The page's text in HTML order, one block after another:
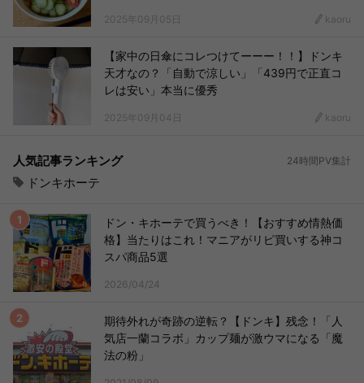
2025年09月05日 kaoru
【家中の日傘にコレつけてーーー！！】ドンキ
天才なの？「自動で涼しい」「439円で正直コ
レは安い」本当に優秀
2025年09月04日 kaoru
人気記事ランキング 24時間PV集計
ドンキホーテ
ドン・キホーテで買うべき！【おすすめ情熱価
格】当たりはこれ！マニアがリピ買いする神コ
スパ商品5選
2026/04/24
期待外れが奇跡の逆転？【ドンキ】残念！「人
気店一蘭コラボ」カップ麺が激ウマになる「魔
法の粉」